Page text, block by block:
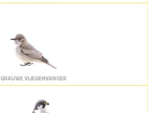
GRAUWE VLIEGENVANGER